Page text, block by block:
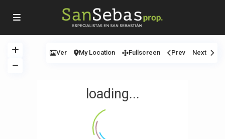
loading...
Ver My Location Fullscreen Prev Next